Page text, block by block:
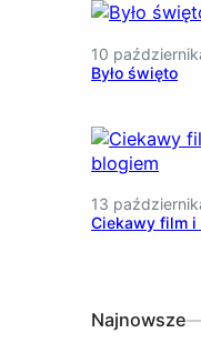
10
Było święto
13
Ciekawy film i
Najnowsze